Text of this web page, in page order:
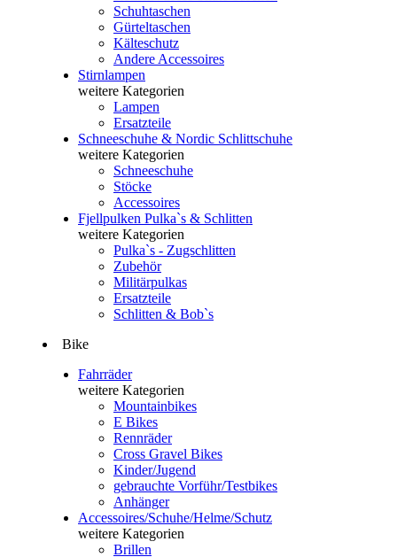
Schuhtaschen
Gürteltaschen
Kälteschutz
Andere Accessoires
Stirnlampen
weitere Kategorien
Lampen
Ersatzteile
Schneeschuhe & Nordic Schlittschuhe
weitere Kategorien
Schneeschuhe
Stöcke
Accessoires
Fjellpulken Pulka`s & Schlitten
weitere Kategorien
Pulka`s - Zugschlitten
Zubehör
Militärpulkas
Ersatzteile
Schlitten & Bob`s
Bike
Fahrräder
weitere Kategorien
Mountainbikes
E Bikes
Rennräder
Cross Gravel Bikes
Kinder/Jugend
gebrauchte Vorführ/Testbikes
Anhänger
Accessoires/Schuhe/Helme/Schutz
weitere Kategorien
Brillen